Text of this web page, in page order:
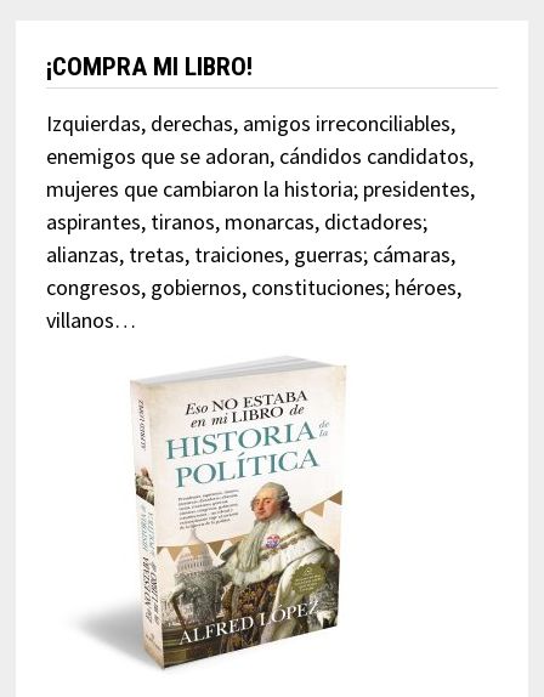
¡COMPRA MI LIBRO!
Izquierdas, derechas, amigos irreconciliables,
enemigos que se adoran, cándidos candidatos,
mujeres que cambiaron la historia; presidentes,
aspirantes, tiranos, monarcas, dictadores;
alianzas, tretas, traiciones, guerras; cámaras,
congresos, gobiernos, constituciones; héroes,
villanos…